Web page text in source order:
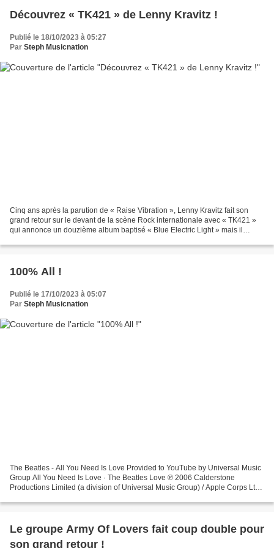
Découvrez « TK421 » de Lenny Kravitz !
Publié le 18/10/2023 à 05:27
Par Steph Musicnation
Cinq ans après la parution de « Raise Vibration », Lenny Kravitz fait son
grand retour sur le devant de la scène Rock internationale avec « TK421 »
qui annonce un douzième album baptisé « Blue Electric Light » mais il
100% All !
Publié le 17/10/2023 à 05:07
Par Steph Musicnation
The Beatles - All You Need Is Love Provided to YouTube by Universal Music
Group All You Need Is Love · The Beatles Love ℗ 2006 Calderstone
Productions Limited (a division of Universal Music Group) / Apple Corps Ltd.
Le groupe Army Of Lovers fait coup double pour
son grand retour !